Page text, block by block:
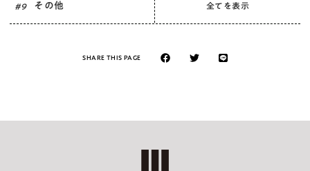
# 9 その他 全てを表示
SHARE THIS PAGE